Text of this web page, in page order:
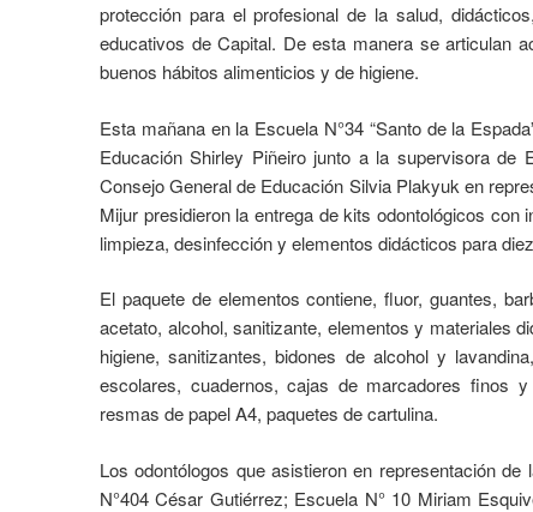
protección para el profesional de la salud,
educativos de Capital. De esta manera se articulan
buenos hábitos alimenticios y de higiene.
Esta mañana en la Escuela N°34 “Santo de la
Educación Shirley Piñeiro junto a la supervisora de
Consejo General de Educación Silvia Plakyuk en
Mijur presidieron la entrega de kits odontológicos
limpieza, desinfección y elementos didácticos para
El paquete de elementos contiene, fluor, guantes,
acetato, alcohol, sanitizante, elementos y materiales
higiene, sanitizantes, bidones de alcohol y
escolares, cuadernos, cajas de marcadores finos
resmas de papel A4, paquetes de cartulina.
Los odontólogos que asistieron en representación
N°404 César Gutiérrez; Escuela N° 10 Miriam